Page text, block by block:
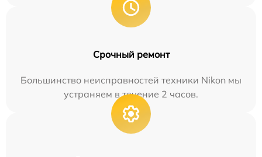
Срочный ремонт
Большинство неисправностей техники Nikon мы
устраняем в течение 2 часов.